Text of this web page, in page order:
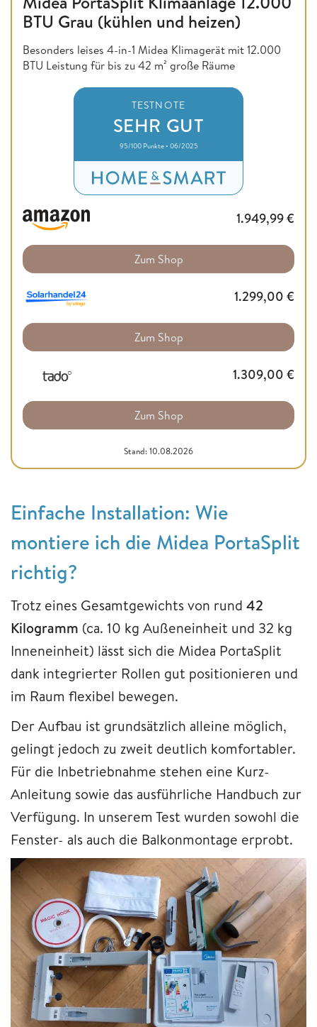
BTU Grau (kühlen und heizen)
Besonders leises 4-in-1 Midea Klimagerät mit 12.000
BTU Leistung für bis zu 42 m² große Räume
TESTNOTE
SEHR GUT
95/100 Punkte • 06/2025
1.949,99€
Zum Shop
1.299,00 €
Zum Shop
1.309,00 €
Zum Shop
Stand: 10.08.2026
Einfache Installation: Wie
montiere ich die Midea PortaSplit
richtig?
Trotz eines Gesamtgewichts von rund 42
Kilogramm (ca. 10 kg Außeneinheit und 32 kg
Inneneinheit) lässt sich die Midea PortaSplit
dank integrierter Rollen gut positionieren und
im Raum flexibel bewegen.
Der Aufbau ist grundsätzlich alleine möglich,
gelingt jedoch zu zweit deutlich komfortabler.
Für die Inbetriebnahme stehen eine Kurz-
Anleitung sowie das ausführliche Handbuch zur
Verfügung. In unserem Test wurden sowohl die
Fenster- als auch die Balkonmontage erprobt.